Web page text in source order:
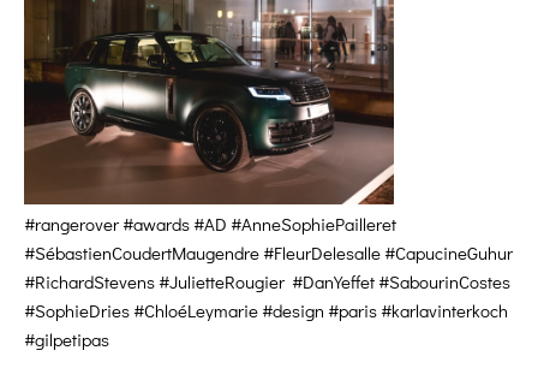
#rangerover #awards #AD #AnneSophiePailleret
#SébastienCoudertMaugendre #FleurDelesalle #CapucineGuhur
#RichardStevens #JulietteRougier #DanYeffet #SabourinCostes
#SophieDries #ChloéLeymarie #design #paris #karlavinterkoch
#gilpetipas